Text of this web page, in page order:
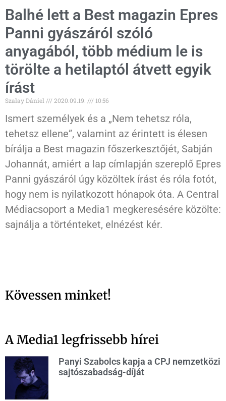
Balhé lett a Best magazin Epres
Panni gyászáról szóló
anyagából, több médium le is
törölte a hetilaptól átvett egyik
írást
Szalay Dániel 2020.09.19. 10:56
Ismert személyek és a „Nem tehetsz róla,
tehetsz ellene”, valamint az érintett is élesen
bírálja a Best magazin főszerkesztőjét, Sabján
Johannát, amiért a lap címlapján szereplő Epres
Panni gyászáról úgy közöltek írást és róla fotót,
hogy nem is nyilatkozott hónapok óta. A Central
Médiacsoport a Media1 megkeresésére közölte:
sajnálja a történteket, elnézést kér.
Kövessen minket!
A Media1 legfrissebb hírei
Panyi Szabolcs kapja a CPJ nemzetközi
sajtószabadság-díját